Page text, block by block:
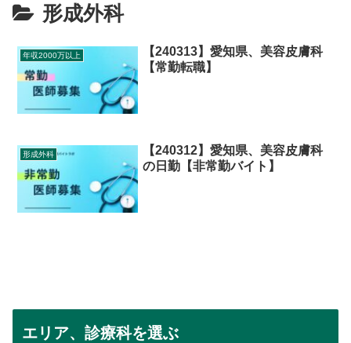
形成外科
年収2000万以上
【240313】愛知県、美容皮膚科
【常勤転職】
形成外科
【240312】愛知県、美容皮膚科
の日勤【非常勤バイト】
エリア、診療科を選ぶ